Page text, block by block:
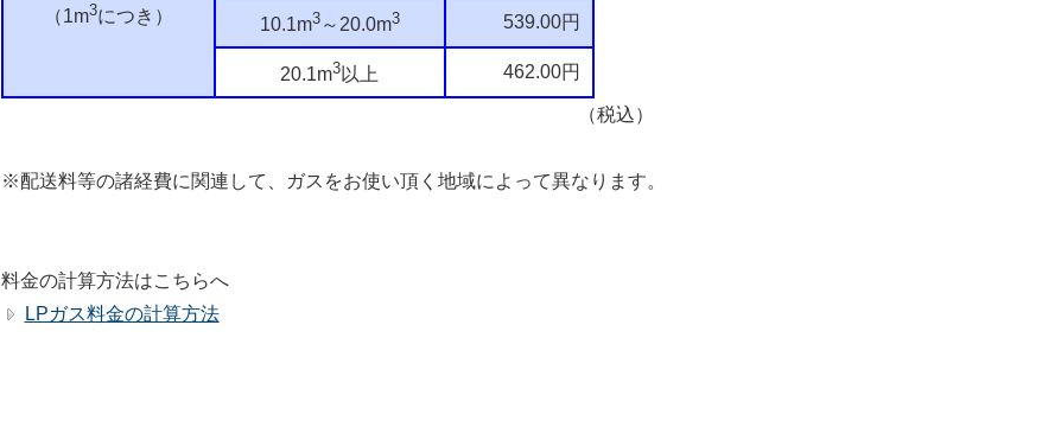
（1m3につき） 10.1m3～20.0m3 539.00円
20.1m3 以上 462.00円
（税込）
※配送料等の諸経費に関連して、ガスをお使い頂く地域によって異なります。
料金の計算方法はこちらへ
LPガス料金の計算方法